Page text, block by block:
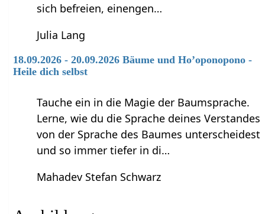
sich befreien, einengen…
Julia Lang
18.09.2026 - 20.09.2026 Bäume und Ho’oponopono -
Heile dich selbst
Tauche ein in die Magie der Baumsprache.
Lerne, wie du die Sprache deines Verstandes
von der Sprache des Baumes unterscheidest
und so immer tiefer in di…
Mahadev Stefan Schwarz